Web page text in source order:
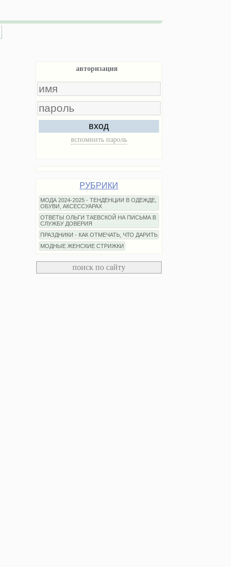
авторизация
вход
вспомнить пароль
РУБРИКИ
МОДА 2024-2025 - ТЕНДЕНЦИИ В ОДЕЖДЕ,
ОБУВИ, АКСЕССУАРАХ
ОТВЕТЫ ОЛЬГИ ТАЕВСКОЙ НА ПИСЬМА В
СЛУЖБУ ДОВЕРИЯ
ПРАЗДНИКИ - КАК ОТМЕЧАТЬ, ЧТО ДАРИТЬ
МОДНЫЕ ЖЕНСКИЕ СТРИЖКИ